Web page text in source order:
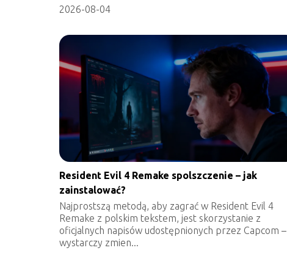
2026-08-04
Resident Evil 4 Remake spolszczenie – jak
zainstalować?
Najprostszą metodą, aby zagrać w Resident Evil 4
Remake z polskim tekstem, jest skorzystanie z
oficjalnych napisów udostępnionych przez Capcom –
wystarczy zmien...